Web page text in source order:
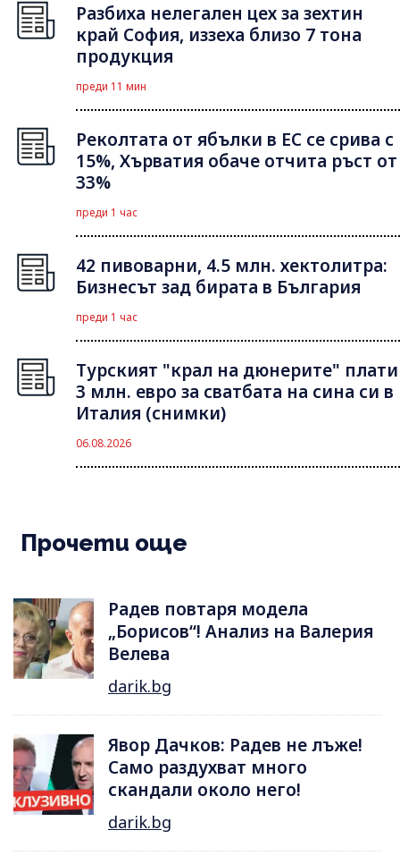
Разбиха нелегален цех за зехтин
край София, иззеха близо 7 тона
продукция
преди 11 мин
Реколтата от ябълки в ЕС се срива с
15%, Хърватия обаче отчита ръст от
33%
преди 1 час
42 пивоварни, 4.5 млн. хектолитра:
Бизнесът зад бирата в България
преди 1 час
Турският "крал на дюнерите" плати
3 млн. евро за сватбата на сина си в
Италия (снимки)
06.08.2026
Прочети още
Радев повтаря модела
„Борисов“! Анализ на Валерия
Велева
darik.bg
Явор Дачков: Радев не лъже!
Само раздухват много
скандали около него!
darik.bg